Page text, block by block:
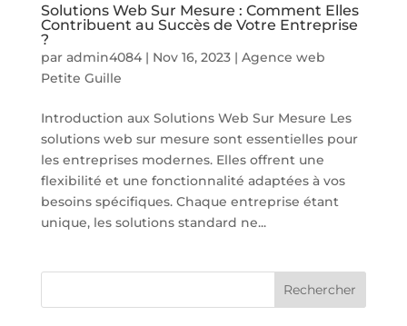
Solutions Web Sur Mesure : Comment Elles
Contribuent au Succès de Votre Entreprise
?
par admin4084| Nov 16, 2023| Agence web
Petite Guille
Introduction aux Solutions Web Sur Mesure Les
solutions web sur mesure sont essentielles pour
les entreprises modernes. Elles offrent une
flexibilité et une fonctionnalité adaptées à vos
besoins spécifiques. Chaque entreprise étant
unique, les solutions standard ne...